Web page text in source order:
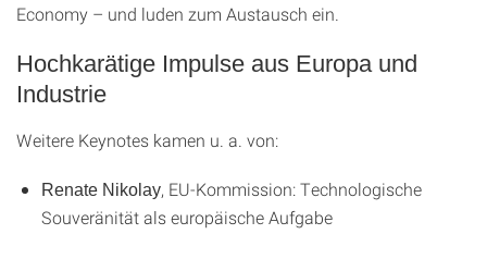
Economy – und luden zum Austausch ein.
Hochkarätige Impulse aus Europa und
Industrie
Weitere Keynotes kamen u. a. von:
Renate Nikolay, EU-Kommission: Technologische
Souveränität als europäische Aufgabe